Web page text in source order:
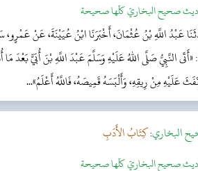
صحيح البخاريّ كلّها صحيحة
عَبْدُ اللَّهِ بْنُ عُثْمَانَ، أَخْبَرَنَا ابْنُ عُيَيْنَةَ، عَنْ عَمْرٍو،
النَّبِيُّ صَلَّى اللهُ عَلَيْهِ وَسَلَّمَ عَبْدَ اللَّهِ بْنَ أُبَيٍّ بَعْدَ
عَلَيْهِ مِنْ رِيقِهِ، وَأَلْبَسَهُ قَمِيصَهُ، فَاللَّهُ أَعْلَمُ»...
البخاري:كِتَابُ الأَدَبِ
صحيح البخاريّ كلّها صحيحة